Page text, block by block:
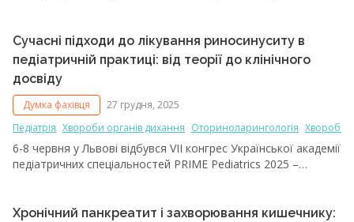
особливої уваги саме в дитячій популяції через специфіку
перебігу та потенційно небезпечні наслідки.
Сучасні підходи до лікування риносинуситу в
педіатричній практиці: від теорії до клінічного
досвіду
Думка фахівця
27 грудня, 2025
Педіатрія Хвороби органів дихання Оториноларингологія Хвороби
6-8 червня у Львові відбувся VII конгрес Української академії
педіатричних спеціальностей PRIME Pediatrics 2025 –
проблем дитячого здоров'я.
Хронічний панкреатит і захворювання кишечнику: